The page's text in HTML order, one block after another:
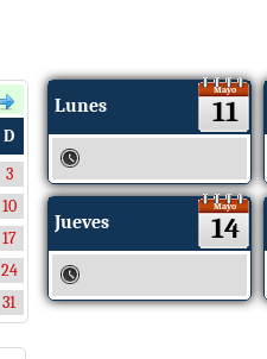
D
3
10
17
24
31
Lunes
Mayo
11
Jueves
Mayo
14